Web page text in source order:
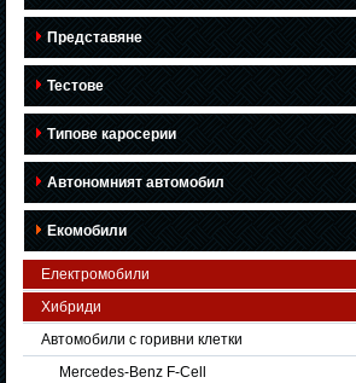
Представяне
Тестове
Типове каросерии
Автономният автомобил
Екомобили
Електромобили
Хибриди
Автомобили с горивни клетки
Mercedes-Benz F-Cell